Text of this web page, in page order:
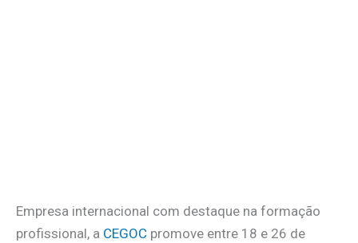
Empresa internacional com destaque na formação
profissional, a CEGOC promove entre 18 e 26 de